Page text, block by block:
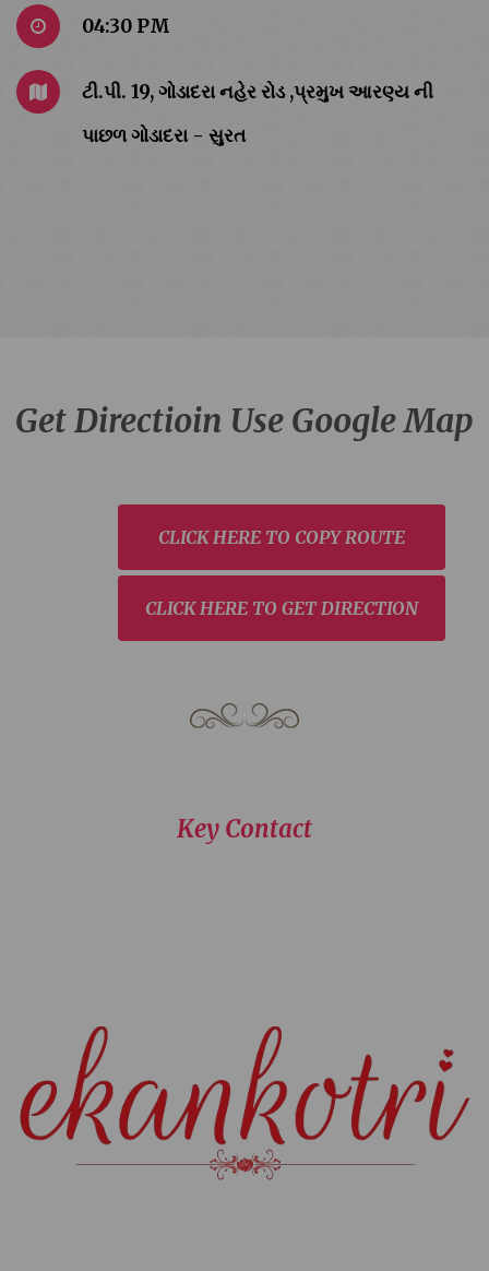
04:30 PM
ટી.પી. 19, ગોડાદરા નહેર રોડ ,પ્રમુખ આરણ્ય ની
પાછળ ગોડાદરા - સુરત
Get Directioin Use Google Map
CLICK HERE TO COPY ROUTE
CLICK HERE TO GET DIRECTION
Key Contact